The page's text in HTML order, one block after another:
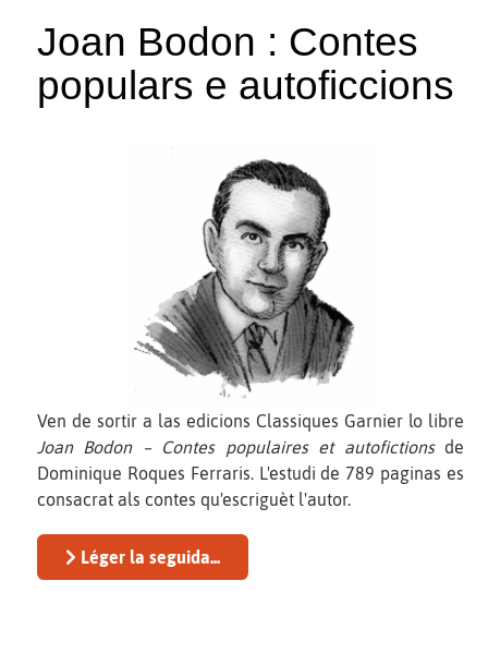
Joan Bodon : Contes
populars e autoficcions
Ven de sortir a las edicions Classiques Garnier lo libre
Joan Bodon – Contes populaires et autofictionsde
Dominique Roques Ferraris. L'estudi de 789 paginas es
consacrat als contes qu'escriguèt l'autor.
Léger la seguida...